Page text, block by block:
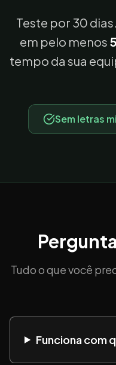
Teste por 30
em pelo menos
tempo da sua
Sem letras
Tudo o que você
Funciona com